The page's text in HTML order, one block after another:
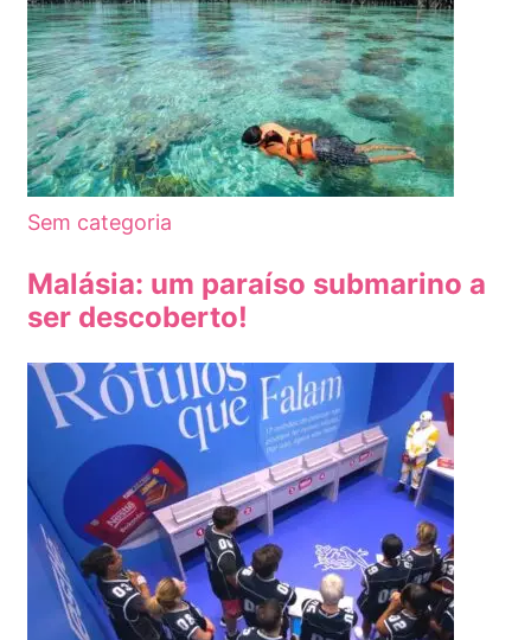
Sem categoria
Malásia: um paraíso submarino a
ser descoberto!